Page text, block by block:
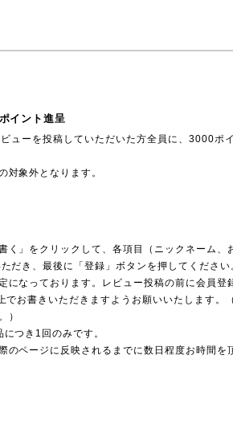
イント進呈
ューを投稿していただいた方全員に、3000ポ
象外となります。
く」をクリックして、各項目（ニックネーム、
だき、最後に「登録」ボタンを押してください
なっております。レビュー投稿の前に会員登
お書きいただきますようお願いいたします。
）
つき1回のみです。
ページに反映されるまでに数日程度お時間を